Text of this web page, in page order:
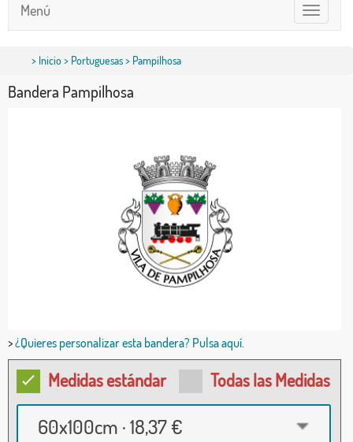
Toggle
navigation
Menú
> Inicio> Portuguesas> Pampilhosa
Bandera Pampilhosa
>¿Quieres personalizar esta bandera? Pulsa aquí.
Medidas estándar Todas las Medidas
60x100cm · 18,37 €